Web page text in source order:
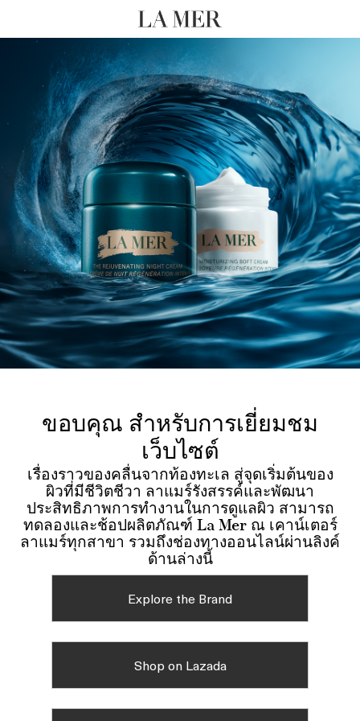
ขอบคุณ สำหรับการเยี่ยมชม
เว็บไซต์
เรื่องราวของคลื่นจากท้องทะเล สู่จุดเริ่มต้นของ
ผิวที่มีชีวิตชีวา ลาแมร์รังสรรค์และพัฒนา
ประสิทธิภาพการทำงานในการดูแลผิว สามารถ
ทดลองและช้อปผลิตภัณฑ์ La Mer ณ เคาน์เตอร์
ลาแมร์ทุกสาขา รวมถึงช่องทางออนไลน์ผ่านลิงค์
ด้านล่างนี้
Explore the Brand
Shop on Lazada